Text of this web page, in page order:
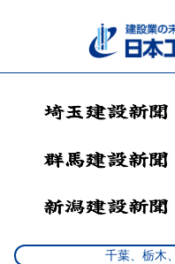
千葉、栃木